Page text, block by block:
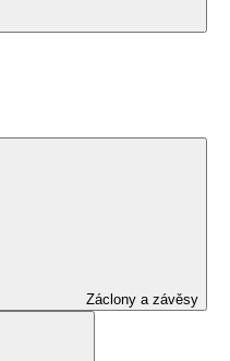
Záclony a závěsy